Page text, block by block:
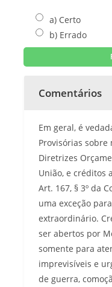
a) Certo
b) Errado
Comentários
Em geral, é
Provisórias sobre
Diretrizes
União, e créditos
Art. 167, § 3º da
uma exceção
extraordinário.
ser abertos por
somente para
imprevisíveis e
de guerra,